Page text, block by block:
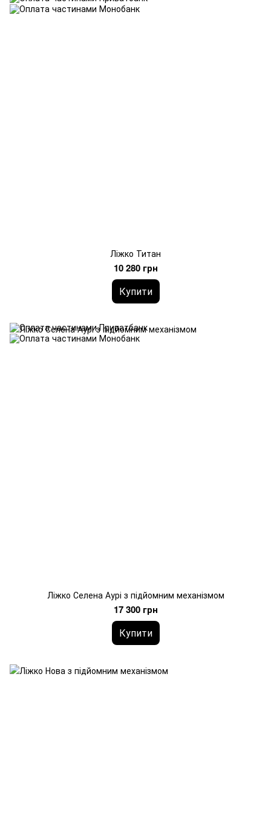
Ліжко Титан
10 280 грн
Купити
Ліжко Селена Аурі з підйомним механізмом
17 300 грн
Купити